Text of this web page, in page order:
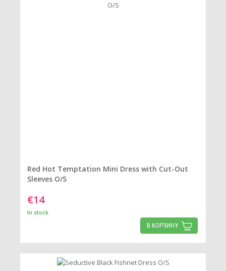
Red Hot Temptation Mini Dress with Cut-Out
Sleeves O/S
€14
In stock
В КОРЗИНУ